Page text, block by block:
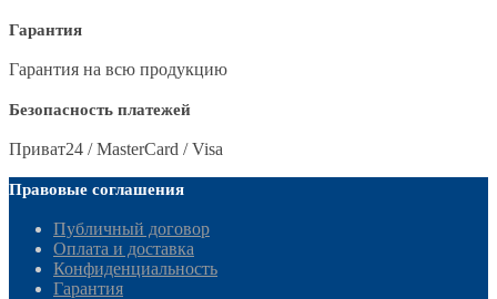
Гарантия
Гарантия на всю продукцию
Безопасность платежей
Приват24 / MasterCard / Visa
Правовые соглашения
Публичный договор
Оплата и доставка
Конфиденциальность
Гарантия